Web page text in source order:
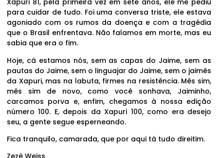
Xapuri 81, pela primeira vez em sete anos, ele me pediu
para cuidar de tudo. Foi uma conversa triste, ele estava
agoniado com os rumos da doença e com a tragédia
que o Brasil enfrentava. Não falamos em morte, mas eu
sabia que era o fim.
Hoje, cá estamos nós, sem as capas do Jaime, sem as
pautas do Jaime, sem o linguajar do Jaime, sem o jaimês
da Xapuri, mas na labuta, firmes na resistência. Mês sim,
mês sim de novo, como você sonhava, Jaiminho,
carcamos porva e, enfim, chegamos à nossa edição
número 100. E, depois da Xapuri 100, como era desejo
seu, a gente segue esperneando.
Fica tranquilo, camarada, que por aqui tá tudo direitim.